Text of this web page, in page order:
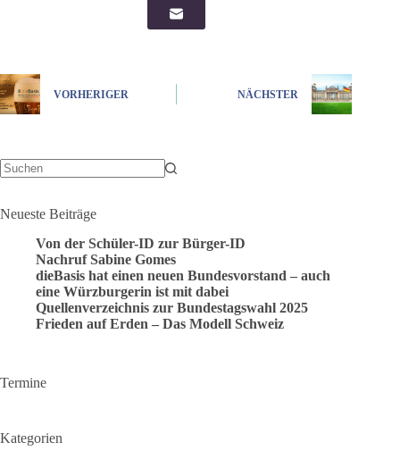
VORHERIGER NÄCHSTER
Neueste Beiträge
Von der Schüler-ID zur Bürger-ID
Nachruf Sabine Gomes
dieBasis hat einen neuen Bundesvorstand – auch
eine Würzburgerin ist mit dabei
Quellenverzeichnis zur Bundestagswahl 2025
Frieden auf Erden – Das Modell Schweiz
Termine
Kategorien